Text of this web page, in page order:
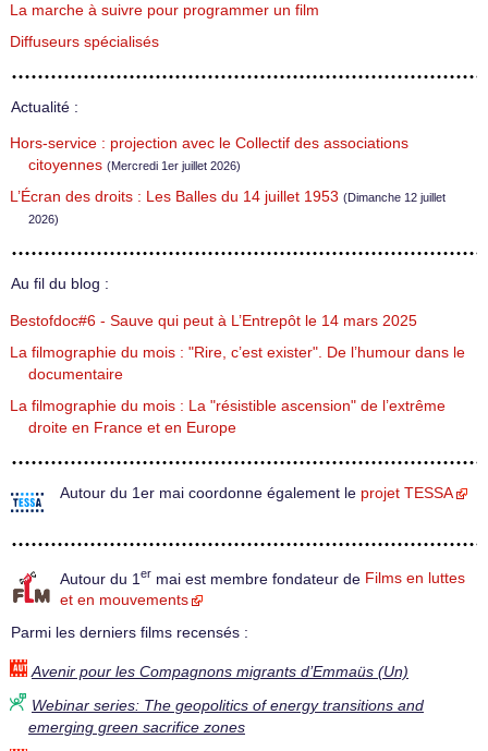
La marche à suivre pour programmer un film
Diffuseurs spécialisés
Actualité :
Hors-service : projection avec le Collectif des associations
citoyennes (Mercredi 1er juillet 2026)
L’Écran des droits : Les Balles du 14 juillet 1953 (Dimanche 12 juillet
2026)
Au fil du blog :
Bestofdoc#6 - Sauve qui peut à L’Entrepôt le 14 mars 2025
La filmographie du mois : "Rire, c’est exister". De l’humour dans le
documentaire
La filmographie du mois : La "résistible ascension" de l’extrême
droite en France et en Europe
Autour du 1er mai coordonne également le projet TESSA
Autour du 1 er mai est membre fondateur de Films en luttes
et en mouvements
Parmi les derniers films recensés :
Avenir pour les Compagnons migrants d’Emmaüs (Un)
Webinar series: The geopolitics of energy transitions and
emerging green sacrifice zones